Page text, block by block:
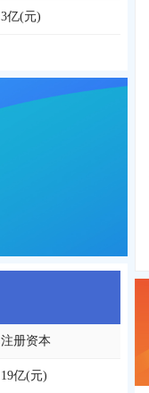
3亿(元)
注册资本
19亿(元)